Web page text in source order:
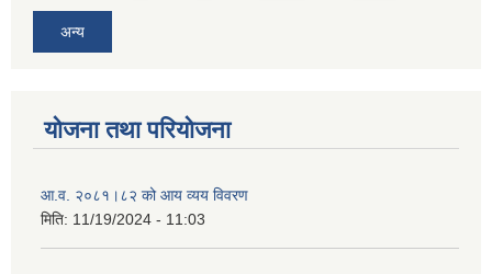
अन्य
योजना तथा परियोजना
आ.व. २०८१।८२ को आय व्यय विवरण
मिति: 11/19/2024 - 11:03